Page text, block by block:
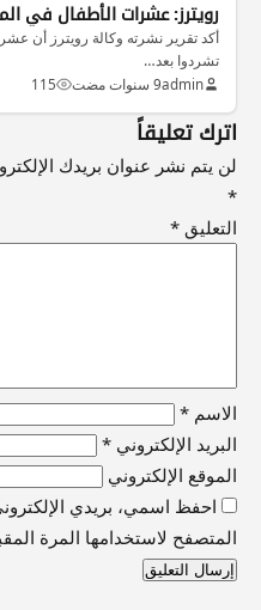
رويترز: عشرات الأطفال في
أكد تقرير نشرته وكالة رويترز أن
تشردوا بعد…
admin9 سنوات مضت 115
اترك تعليقاً
لن يتم نشر عنوان بريدك
*
التعليق *
الاسم *
البريد الإلكتروني *
الموقع الإلكتروني
احفظ اسمي، بريدي
المتصفح لاستخدامها المرة